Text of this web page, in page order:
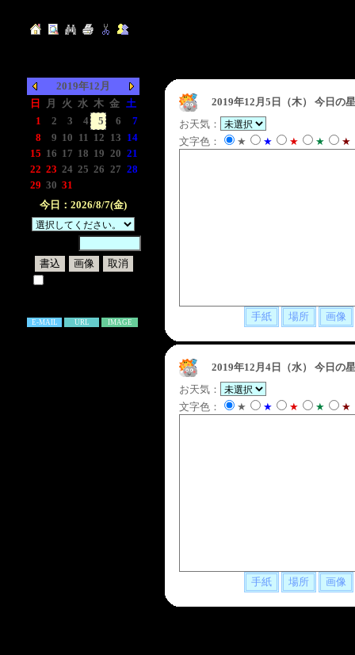
2019年12月
日
月 火 水 木 金 土
1
2 3 4 5 6
7
8
9 10 11 12 13 14
15 16 17 18 19 20 21
22 23 24 25 26 27 28
29 30 31
今日：2026/8/7(金)
E-MAIL URL IMAGE
2019年12月5日（木）
今日の
お天気：
文字色：
★ ★ ★ ★ ★
2019年12月4日（水）
今日の
お天気：
文字色：
★ ★ ★ ★ ★